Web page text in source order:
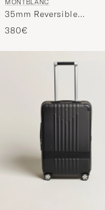
MONTBLANC
35mm Reversible
Sartorial/Calf Logo Belt
Black
380€